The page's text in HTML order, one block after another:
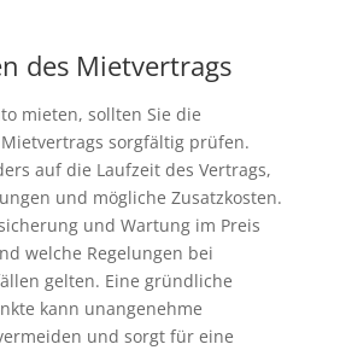
des Mietvertrags
mieten, sollten Sie die
sorgfältig prüfen.
auf die Laufzeit des Vertrags,
und mögliche Zusatzkosten.
und Wartung im Preis
welche Regelungen bei
gelten. Eine gründliche
kann unangenehme
und sorgt für eine